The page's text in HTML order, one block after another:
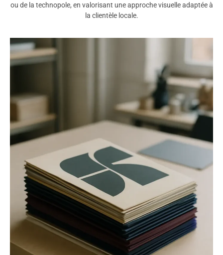
ou de la technopole, en valorisant une approche visuelle adaptée à
la clientèle locale.